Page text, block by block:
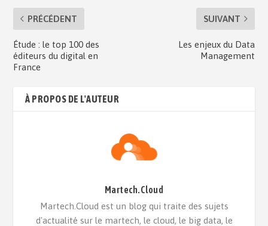
PRÉCÉDENT
Étude : le top 100 des
éditeurs du digital en
France
SUIVANT
Les enjeux du Data
Management
À PROPOS DE L'AUTEUR
Martech.Cloud
Martech.Cloud est un blog qui traite des sujets
d'actualité sur le martech, le cloud, le big data, le